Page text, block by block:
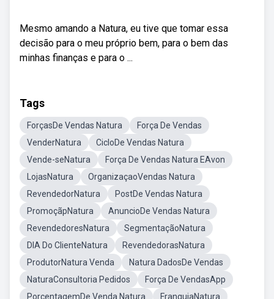
Mesmo amando a Natura, eu tive que tomar essa
decisão para o meu próprio bem, para o bem das
minhas finanças e para o ...
Tags
ForçasDe Vendas Natura
Força De Vendas
VenderNatura
CicloDe Vendas Natura
Vende-seNatura
Força De Vendas Natura EAvon
LojasNatura
OrganizaçaoVendas Natura
RevendedorNatura
PostDe Vendas Natura
PromoçãpNatura
AnuncioDe Vendas Natura
RevendedoresNatura
SegmentaçãoNatura
DIA Do ClienteNatura
RevendedorasNatura
ProdutorNatura Venda
Natura DadosDe Vendas
NaturaConsultoria Pedidos
Força De VendasApp
PorcentagemDe Venda Natura
FranquiaNatura